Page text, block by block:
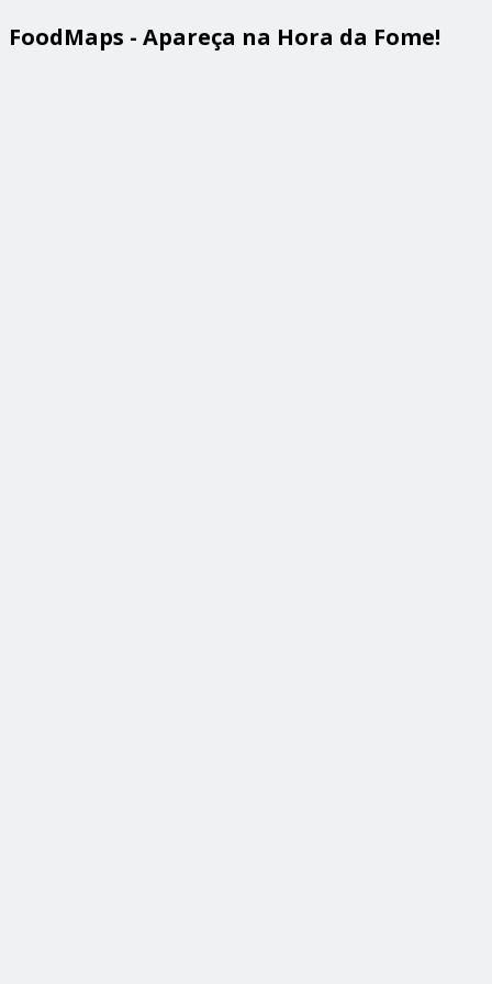
FoodMaps - Apareça na Hora da Fome!